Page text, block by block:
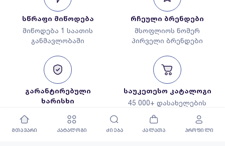
სწრაფი მიწოდება
მიწოდება 1 საათის
განმავლობაში
რჩეული ბრენდები
მსოფლიოს ნომერ
პირველი ბრენდები
გარანტირებული
ხარისხი
პროდუქცია
საუკეთესო კატალოგი
45 000+ დასახელების
მთავარი კატალოგი ძიება კალათა პროფილი